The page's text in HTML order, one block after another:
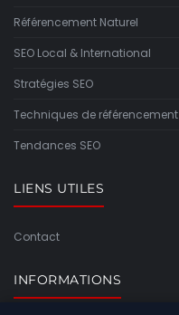
Référencement Naturel
SEO Local & International
Stratégies SEO
Techniques de référencement
Tendances SEO
LIENS UTILES
Contact
INFORMATIONS